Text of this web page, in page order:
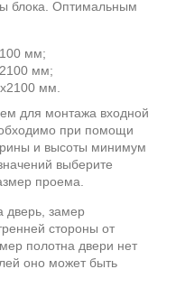
блока. Оптимальным
мм;
мм;
мм.
для монтажа входной
при помощи
и высоты минимум
выберите
проема.
дверь, замер
стороны от
полотна двери нет
оно может быть